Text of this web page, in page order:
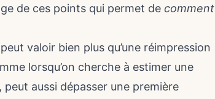
de ces points qui permet de comment
peut valoir bien plus qu’une réimpression
lorsqu’on cherche à estimer une
peut aussi dépasser une première